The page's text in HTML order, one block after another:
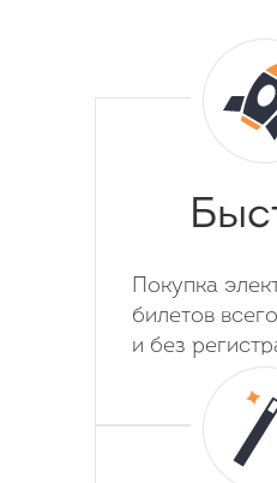
Покупка
билетов
и без